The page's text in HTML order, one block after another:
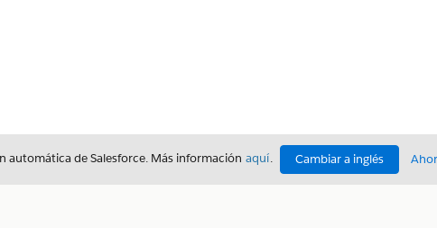
de Salesforce. Más información aquí. Cambiar a inglés